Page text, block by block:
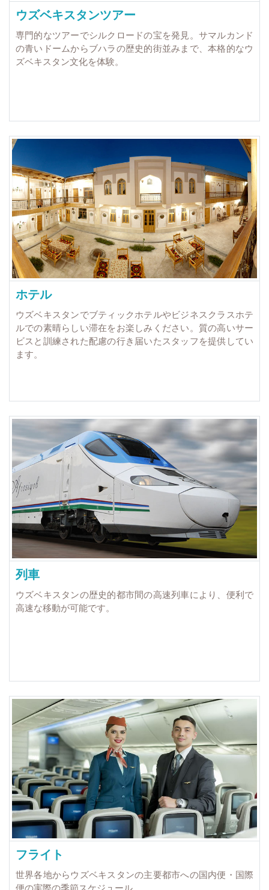
ウズベキスタンツアー
専門的なツアーでシルクロードの宝を発見。サマルカンド
の青いドームからブハラの歴史的街並みまで、本格的なウ
ズベキスタン文化を体験。
ホテル
ウズベキスタンでブティックホテルやビジネスクラスホテ
ルでの素晴らしい滞在をお楽しみください。質の高いサー
ビスと訓練された配慮の行き届いたスタッフを提供してい
ます。
列車
ウズベキスタンの歴史的都市間の高速列車により、便利で
高速な移動が可能です。
フライト
世界各地からウズベキスタンの主要都市への国内便・国際
便の実際の季節スケジュール。